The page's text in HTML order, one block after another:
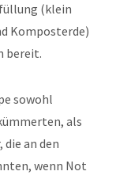
(klein
Komposterde)
bereit.
sowohl
als
an den
wenn Not